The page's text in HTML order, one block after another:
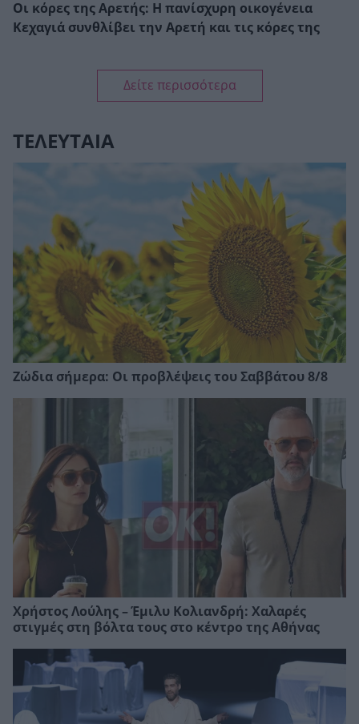
Οι κόρες της Αρετής: Η πανίσχυρη οικογένεια
Κεχαγιά συνθλίβει την Αρετή και τις κόρες της
Δείτε περισσότερα
ΤΕΛΕΥΤΑΙΑ
Ζώδια σήμερα: Οι προβλέψεις του Σαββάτου 8/8
Χρήστος Λούλης – Έμιλυ Κολιανδρή: Χαλαρές
στιγμές στη βόλτα τους στο κέντρο της Αθήνας